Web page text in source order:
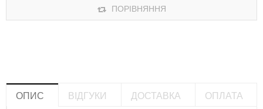
ПОРІВНЯННЯ
ОПИС ВІДГУКИ ДОСТАВКА
ОПЛАТА